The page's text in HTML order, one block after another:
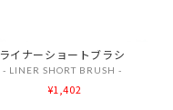
ライナーショートブラシ
- LINER SHORT BRUSH -
¥1,402